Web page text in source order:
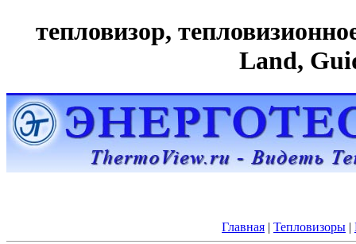
тепловизор,
Land,
Главная | Тепловизоры |